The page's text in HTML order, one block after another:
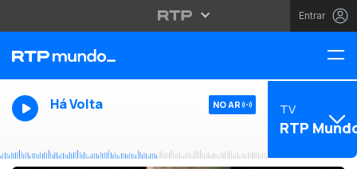
Entrar
Há Volta NO AR TV
RTP